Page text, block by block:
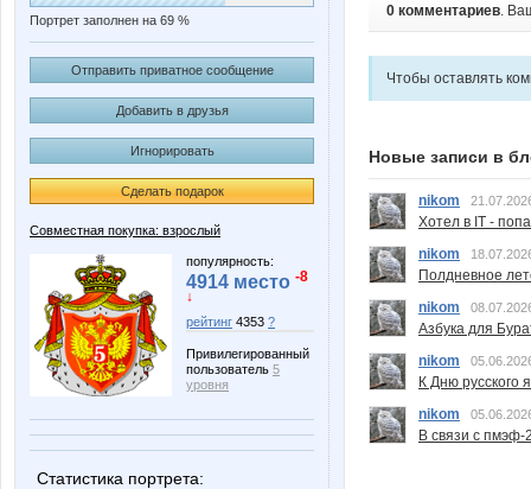
Портрет заполнен на 69 %
Отправить приватное сообщение
Добавить в друзья
Игнорировать
Сделать подарок
Совместная покупка: взрослый
популярность:
4914 место -8
↓
рейтинг 4353 ?
Привилегированный
пользователь 5
уровня
Статистика портрета:
0 комментариев.
Чтобы оставлять
Новые записи в
nikom
Хотел в IT -
nikom
Полдневное
nikom
Азбука для
nikom
К Дню русского
nikom
В связи с пмэф-